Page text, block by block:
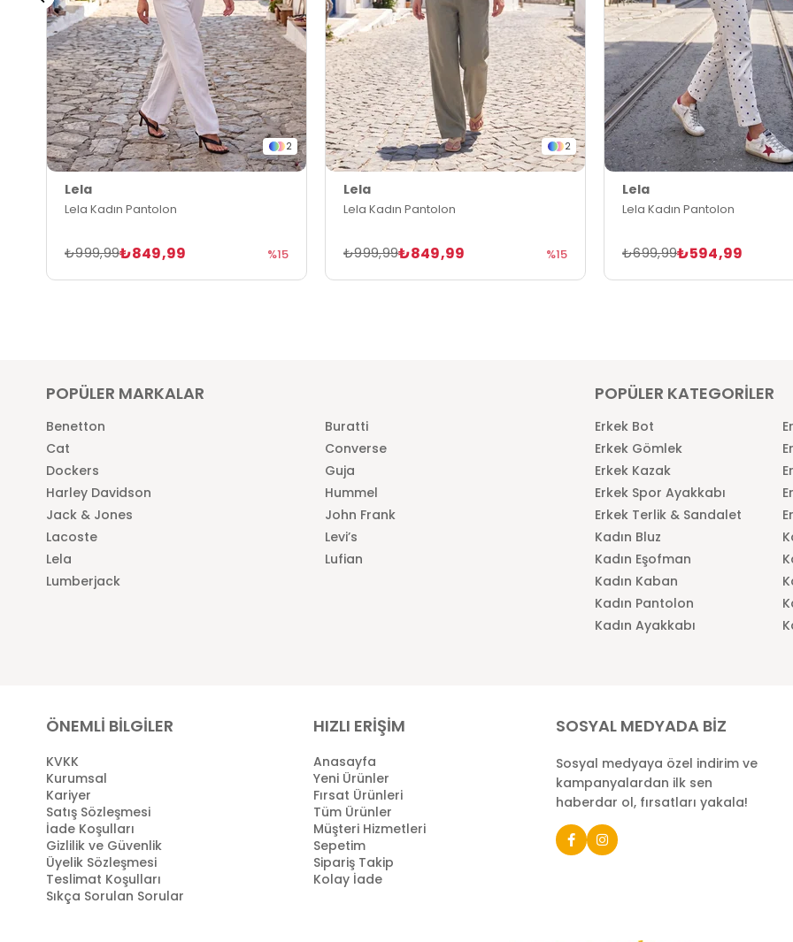
2
Lela
Lela Kadın Pantolon
₺849,99
₺999,99 %15
2
Lela
Lela Kadın Pantolon
₺849,99
₺999,99 %15
Lela
Lela Kadın Pantolon
₺594,99
₺699,99
POPÜLER MARKALAR
Benetton
Buratti
Cat
Converse
Dockers
Guja
Harley Davidson
Hummel
Jack & Jones
John Frank
Lacoste
Levi’s
Lela
Lufian
Lumberjack
POPÜLER KATEGORİLER
Erkek Bot
Erkek Gömlek
Erkek Kazak
Erkek Spor Ayakkabı
Erkek Terlik & Sandalet
Kadın Bluz
Kadın Eşofman
Kadın Kaban
Kadın Pantolon
Kadın Ayakkabı
ÖNEMLİ BİLGİLER
KVKK
Kurumsal
Kariyer
Satış Sözleşmesi
İade Koşulları
Gizlilik ve Güvenlik
Üyelik Sözleşmesi
Teslimat Koşulları
Sıkça Sorulan Sorular
HIZLI ERİŞİM
Anasayfa
Yeni Ürünler
Fırsat Ürünleri
Tüm Ürünler
Müşteri Hizmetleri
Sepetim
Sipariş Takip
Kolay İade
SOSYAL MEDYADA BİZ
Sosyal medyaya özel indirim ve
kampanyalardan ilk sen
haberdar ol, fırsatları yakala!